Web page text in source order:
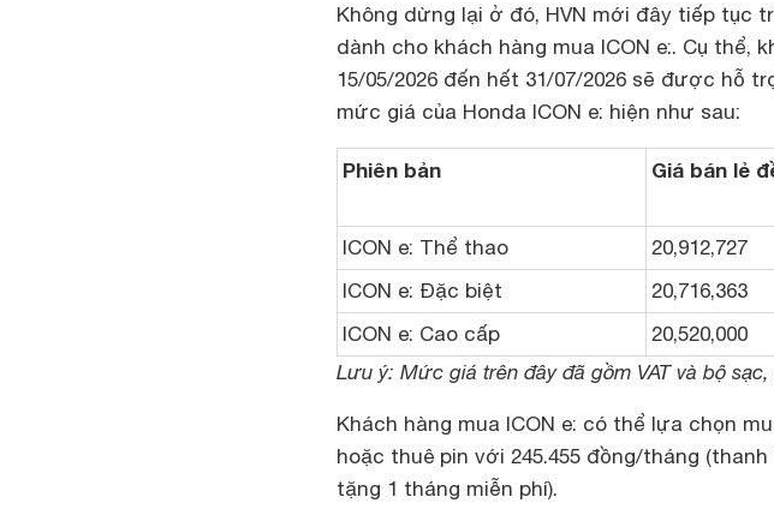
Không dừng lại ở đó, HVN mới đây tiếp tục
dành cho khách hàng mua ICON e:. Cụ thể,
15/05/2026 đến hết 31/07/2026 sẽ được hỗ
mức giá của Honda ICON e: hiện như sau:
Phiên bản Giá bán lẻ
ICON e: Thể thao 20,912,727
ICON e: Đặc biệt
20,716,363
ICON e: Cao cấp
20,520,000
Lưu ý: Mức giá trên đây đã gồm VAT và bộ
Khách hàng mua ICON e: có thể lựa chọn
hoặc thuê pin với 245.455 đồng/tháng
tặng 1 tháng miễn phí).